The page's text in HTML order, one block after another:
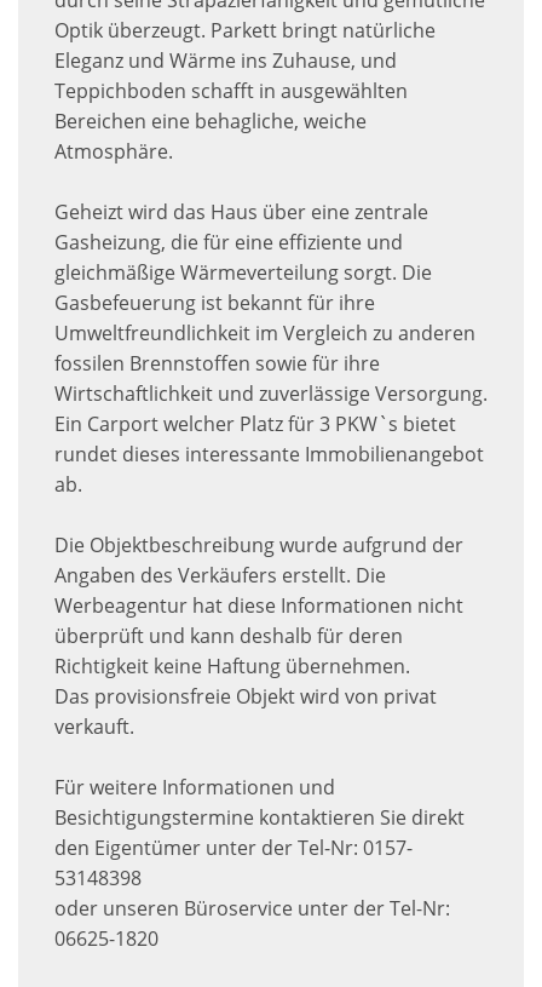
Optik überzeugt. Parkett bringt natürliche
Eleganz und Wärme ins Zuhause, und
Teppichboden schafft in ausgewählten
Bereichen eine behagliche, weiche
Atmosphäre.
Geheizt wird das Haus über eine zentrale
Gasheizung, die für eine effiziente und
gleichmäßige Wärmeverteilung sorgt. Die
Gasbefeuerung ist bekannt für ihre
Umweltfreundlichkeit im Vergleich zu anderen
fossilen Brennstoffen sowie für ihre
Wirtschaftlichkeit und zuverlässige Versorgung.
Ein Carport welcher Platz für 3 PKW`s bietet
rundet dieses interessante Immobilienangebot
ab.
Die Objektbeschreibung wurde aufgrund der
Angaben des Verkäufers erstellt. Die
Werbeagentur hat diese Informationen nicht
überprüft und kann deshalb für deren
Richtigkeit keine Haftung übernehmen.
Das provisionsfreie Objekt wird von privat
verkauft.
Für weitere Informationen und
Besichtigungstermine kontaktieren Sie direkt
den Eigentümer unter der Tel-Nr: 0157-
53148398
oder unseren Büroservice unter der Tel-Nr:
06625-1820